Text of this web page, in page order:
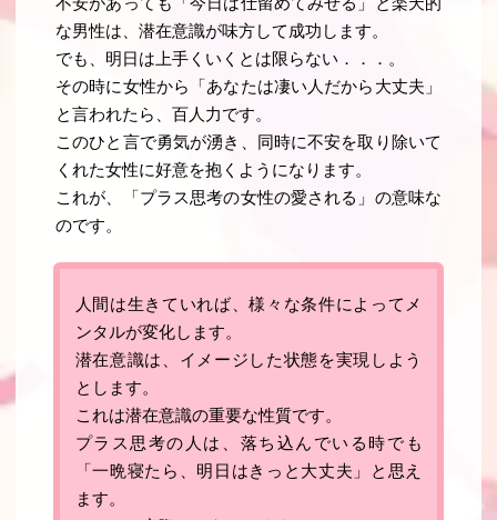
な男性は、潜在意識が味方して成功します。
でも、明日は上手くいくとは限らない．．．。
その時に女性から「あなたは凄い人だから大丈夫」
と言われたら、百人力です。
このひと言で勇気が湧き、同時に不安を取り除いて
くれた女性に好意を抱くようになります。
これが、「プラス思考の女性の愛される」の意味な
のです。
人間は生きていれば、様々な条件によってメ
ンタルが変化します。
潜在意識は、イメージした状態を実現しよう
とします。
これは潜在意識の重要な性質です。
プラス思考の人は、落ち込んでいる時でも
「一晩寝たら、明日はきっと大丈夫」と思え
ます。